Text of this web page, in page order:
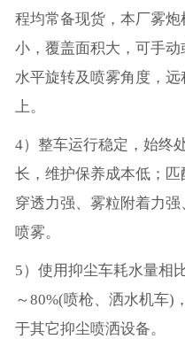
程均常备现货，本厂雾
小，覆盖面积大，可手
水平旋转及喷雾角度，
上。
4）整车运行稳定，始终
长，维护保养成本低；匹
穿透力强、雾粒附着力
喷雾。
5）使用抑尘车耗水量相
～80%(喷枪、洒水机车)
于其它抑尘喷洒设备。